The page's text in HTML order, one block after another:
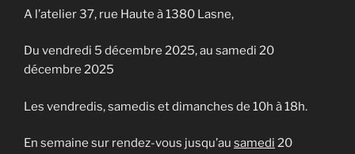
A l’atelier 37, rue Haute à 1380 Lasne,
Du vendredi 5 décembre 2025, au samedi 20
décembre 2025
Les vendredis, samedis et dimanches de 10h à 18h.
En semaine sur rendez-vous jusqu’au samedi 20